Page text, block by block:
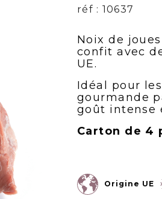
réf : 10637
Noix de
confit avec
UE.
Idéal pour
gourmande
goût intense
Carton de 4
Origine UE